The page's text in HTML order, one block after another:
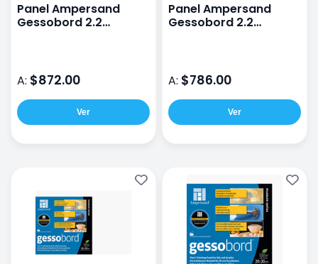
Panel Ampersand
Gessobord 2.2
A: $872.00
Ver
Panel Ampersand
Gessobord 2.2
A: $786.00
Ver